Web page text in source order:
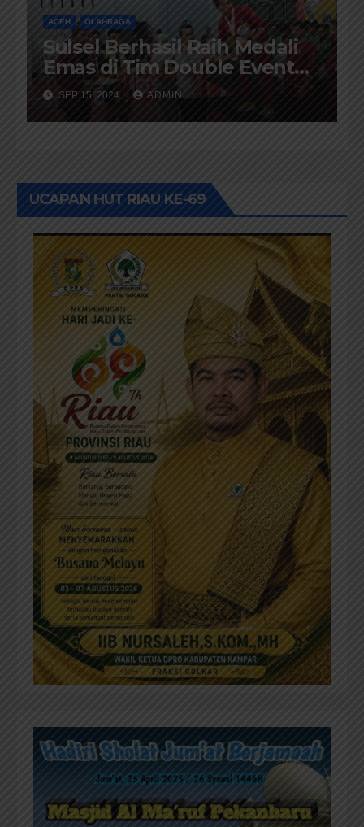
ACEH OLAHRAGA
Sulsel Berhasil Raih Medali
Emas di Tim Double Event
Putra
SEP 15, 2024 ADMIN
UCAPAN HUT RIAU KE-69